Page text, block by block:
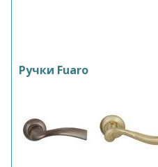
Ручки Fuaro